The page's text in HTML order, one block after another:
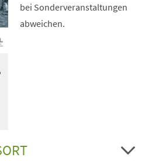
bei Sonderveranstaltungen
abweichen.